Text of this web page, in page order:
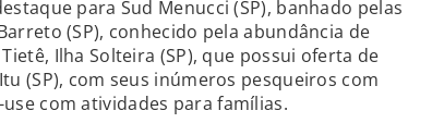
para Sud Menucci (SP), banhado pelas
(SP), conhecido pela abundância de
Ilha Solteira (SP), que possui oferta de
(SP), com seus inúmeros pesqueiros com
com atividades para famílias.